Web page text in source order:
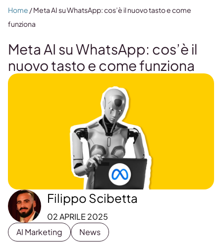
Meta AI su WhatsApp: cos’è il
nuovo tasto e come funziona
Filippo Scibetta
02 APRILE 2025
AI Marketing
News
Home /Meta AI su WhatsApp: cos’è il nuovo tasto e come
funziona